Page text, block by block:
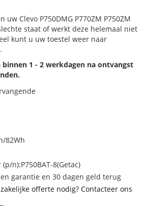
Clevo P750DMG P770ZM P750ZM
staat of werkt deze helemaal niet
kunt u uw toestel weer naar
1 - 2 werkdagen na ontvangst
82Wh
n):P750BAT-8(Getac)
garantie en 30 dagen geld terug
offerte nodig? Contacteer ons